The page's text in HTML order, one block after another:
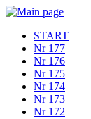
START
Nr 177
Nr 176
Nr 175
Nr 174
Nr 173
Nr 172